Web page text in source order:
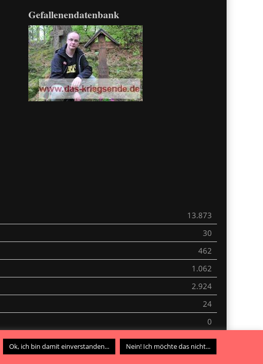
Gefallenendatenbank
13.873
30
462
1.062
2.924
24
0
0
Ok, ich bin damit einverstanden... Nein! Ich möchte das nicht...